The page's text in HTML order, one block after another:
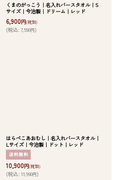
くまのがっこう｜名入れバースタオル｜S
サイズ｜今治製｜ドリーム｜レッド
6,900円(税別)
(税込: 7,590円)
はらぺこあおむし｜名入れバースタオル｜
Lサイズ｜今治製｜ドット｜レッド
10,900円(税別)
(税込: 11,990円)